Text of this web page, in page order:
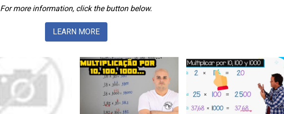
For more information, click the button below.
LEARN MORE